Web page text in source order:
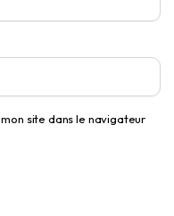
site dans le navigateur